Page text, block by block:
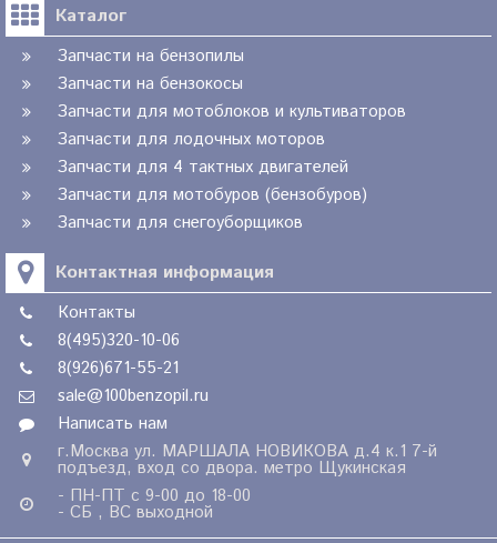
Каталог
Запчасти на бензопилы
Запчасти на бензокосы
Запчасти для мотоблоков и культиваторов
Запчасти для лодочных моторов
Запчасти для 4 тактных двигателей
Запчасти для мотобуров (бензобуров)
Запчасти для снегоуборщиков
Контактная информация
Контакты
8(495)320-10-06
8(926)671-55-21
sale@100benzopil.ru
Написать нам
г.Москва ул. МАРШАЛА НОВИКОВА д.4 к.1 7-й
подъезд, вход со двора. метро Щукинская
- ПН-ПТ с 9-00 до 18-00
- СБ , ВС выходной